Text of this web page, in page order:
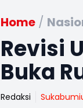
Home /
Revisi
Buka
Redaksi